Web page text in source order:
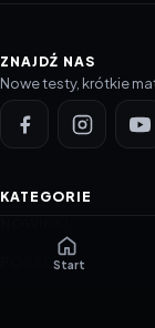
ZNAJDŹ NAS
Nowe testy, krótkie
KATEGORIE
PORADNIKI
Start